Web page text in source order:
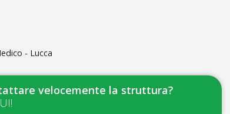
- Lucca
velocemente la struttura?